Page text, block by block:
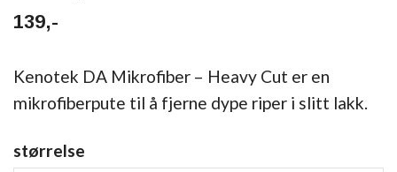
139,-
Kenotek DA Mikrofiber – Heavy Cut er en
mikrofiberpute til å fjerne dype riper i slitt lakk.
størrelse